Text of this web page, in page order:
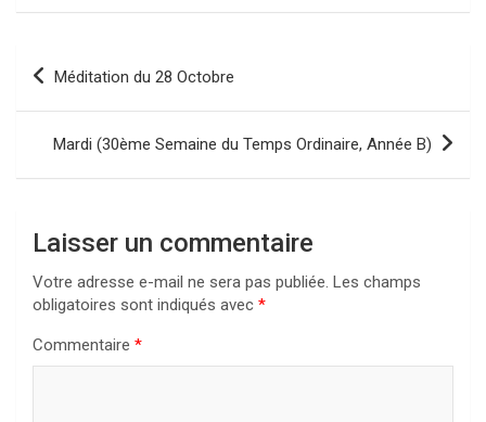
Navigation
l’article
Méditation du 28 Octobre
Mardi (30ème Semaine du Temps Ordinaire, Année B)
Laisser un commentaire
Votre adresse e-mail ne sera pas publiée. Les champs
obligatoires sont indiqués avec *
Commentaire *